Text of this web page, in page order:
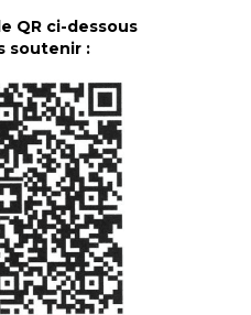
QR ci-dessous
soutenir :